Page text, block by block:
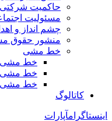
حاکمیت شرکتی
مسئولیت
چشم انداز و
منشور حقوق
خط مشی
خط مشی
خط مشی
خط مشی
کاتالوگ
اینستاگرامآپارات